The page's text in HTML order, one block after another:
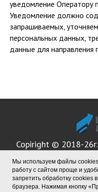
уведомление Оператору
Уведомление должно
запрашиваемых,
персональных данных,
данные для направления
Copiright © 2018-
ИП АЛЕКСЕЕВ
183475608103,
Мы используем файлы
работу с сайтом проще и
запретить обработку сookies
браузера. Нажимая кнопку